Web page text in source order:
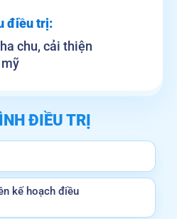
điều trị:
chu, cải thiện
ĐIỀU TRỊ
kế hoạch điều